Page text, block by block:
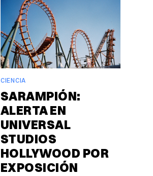
CIENCIA
SARAMPIÓN:
ALERTA EN
UNIVERSAL
STUDIOS
HOLLYWOOD POR
EXPOSICIÓN